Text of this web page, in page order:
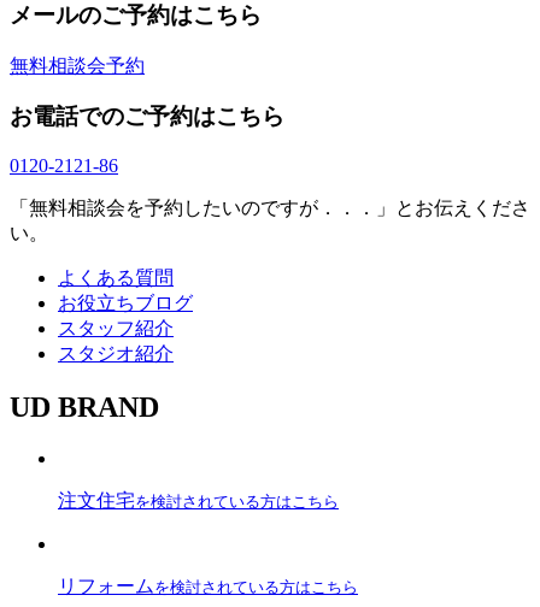
メールのご予約はこちら
無料相談会予約
お電話でのご予約はこちら
0120-2121-86
「無料相談会を予約したいのですが．．．」とお伝えくださ
い。
よくある質問
お役立ちブログ
スタッフ紹介
スタジオ紹介
UD BRAND
注文住宅を検討されている方はこちら
リフォーム を検討されている方はこちら